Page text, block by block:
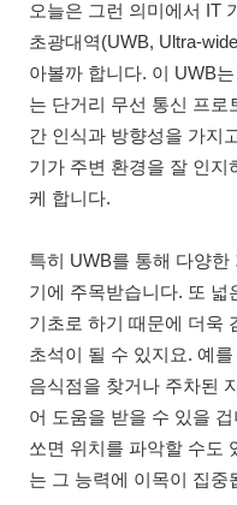
오늘은 그런 의미에서 IT
초광대역(UWB, Ultra-
아볼까 합니다. 이 UWB
는 단거리 무선 통신 프로
간 인식과 방향성을 가지
기가 주변 환경을 잘 인지
케 합니다.
특히 UWB를 통해 다양
기에 주목받습니다. 또 넓
기초로 하기 때문에 더욱
초석이 될 수 있지요. 예
음식점을 찾거나 주차된
어 도움을 받을 수 있을
쏘면 위치를 파악할 수도
는 그 능력에 이목이 집중